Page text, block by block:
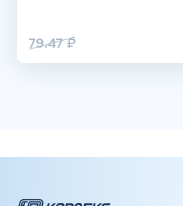
79.47₽